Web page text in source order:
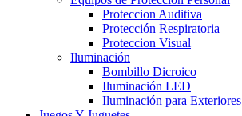
Proteccion Auditiva
Protección Respiratoria
Proteccion Visual
Iluminación
Bombillo Dicroico
Iluminación LED
Iluminación para Exteriores